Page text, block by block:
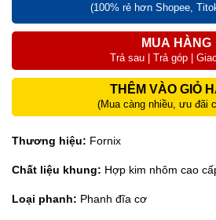
(100% rẻ hơn Shopee,
MUA HÀNG
Trả sau | Trả góp |
THÊM VÀO GIỎ
(Mua càng nhiều, ưu đãi
Thương hiệu: Fornix
Chất liệu khung: Hợp kim nhôm cao
Loại phanh: Phanh đĩa cơ